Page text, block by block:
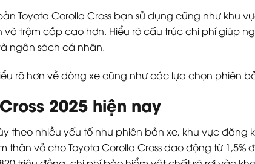
Toyota Corolla Cross bạn sử dụng cũng như khu
trộm cắp cao hơn. Hiểu rõ cấu trúc chi phí giúp
ngân sách cá nhân.
rõ hơn về dòng xe cũng như các lựa chọn phiên
2025 hiện nay
theo nhiều yếu tố như phiên bản xe, khu vực đăng
vỏ cho Toyota Corolla Cross dao động từ 1,5%